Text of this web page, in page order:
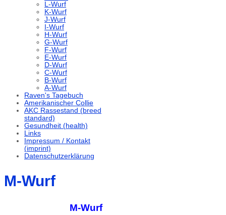
L-Wurf
K-Wurf
J-Wurf
I-Wurf
H-Wurf
G-Wurf
F-Wurf
E-Wurf
D-Wurf
C-Wurf
B-Wurf
A-Wurf
Raven's Tagebuch
Amerikanischer Collie
AKC Rassestand (breed
standard)
Gesundheit (health)
Links
Impressum / Kontakt
(imprint)
Datenschutzerklärung
M-Wurf
M-Wurf